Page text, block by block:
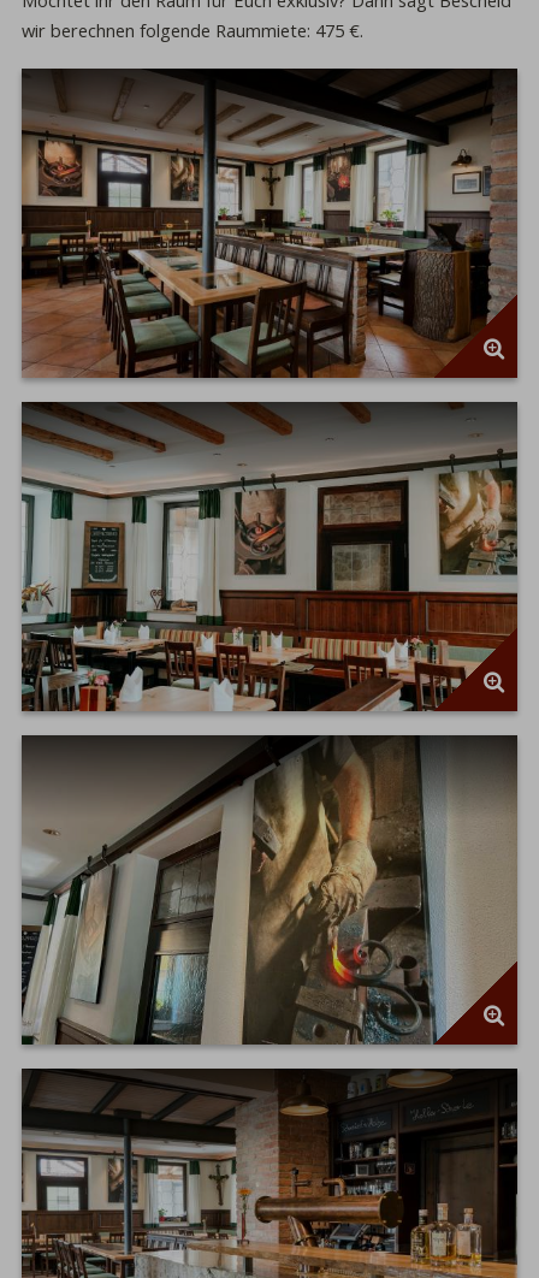
wir berechnen folgende Raummiete: 475 €.